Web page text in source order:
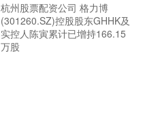
杭州股票配资公司 格力博
(301260.SZ)控股股东GHHK及
实控人陈寅累计已增持166.15
万股